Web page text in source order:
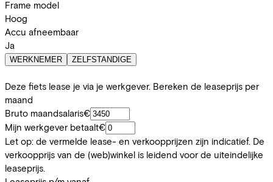
Frame model
Hoog
Accu afneembaar
Ja
WERKNEMER ZELFSTANDIGE
Deze fiets lease je via je werkgever. Bereken de leaseprijs per
maand
Bruto maandsalaris€
Mijn werkgever betaalt€
Let op: de vermelde lease- en verkoopprijzen zijn indicatief. De
verkoopprijs van de (web)winkel is leidend voor de uiteindelijke
leaseprijs.